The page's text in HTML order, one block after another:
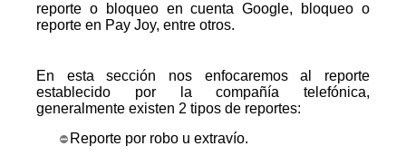
reporte o bloqueo en cuenta Google, bloqueo o
reporte en Pay Joy, entre otros.
En esta sección nos enfocaremos al reporte
establecido por la compañía telefónica,
generalmente existen 2 tipos de reportes:
Reporte por robo u extravío.